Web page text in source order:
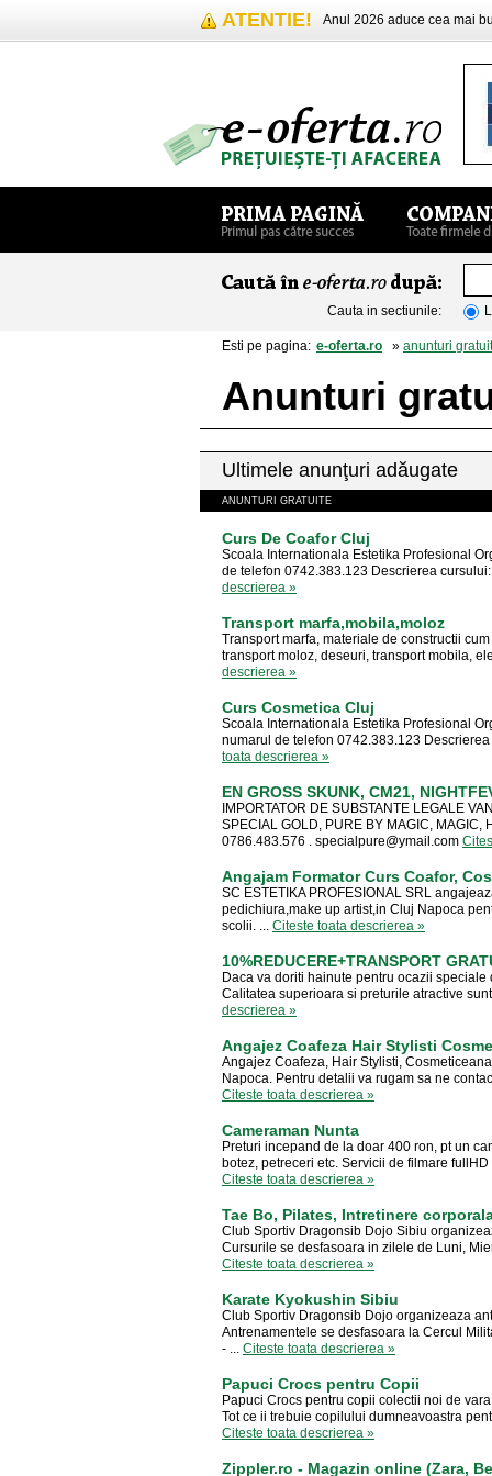
ATENTIE! Anul 2026 aduce cea mai
Cauta in sectiunile:
Esti pe pagina: e-oferta.ro » anunturi
Anunturi
Ultimele anunţuri adăugate
ANUNTURI GRATUITE
Curs De Coafor Cluj
Scoala Internationala Estetika Profesional
de telefon 0742.383.123 Descrierea
descrierea »
Transport marfa,mobila,moloz
Transport marfa, materiale de constructii
transport moloz, deseuri, transport mobila,
descrierea »
Curs Cosmetica Cluj
Scoala Internationala Estetika Profesional
numarul de telefon 0742.383.123
toata descrierea »
EN GROSS SKUNK, CM21,
IMPORTATOR DE SUBSTANTE LEGALE
SPECIAL GOLD, PURE BY MAGIC, MAGIC,
0786.483.576 . specialpure@ymail.com
Angajam Formator Curs Coafor,
SC ESTETIKA PROFESIONAL SRL
pedichiura,make up artist,in Cluj Napoca
scolii. ... Citeste toata descrierea »
10%REDUCERE+TRANSPORT
Daca va doriti hainute pentru ocazii
Calitatea superioara si preturile atractive
descrierea »
Angajez Coafeza Hair Stylisti
Angajez Coafeza, Hair Stylisti,
Napoca. Pentru detalii va rugam sa ne
Citeste toata descrierea »
Cameraman Nunta
Preturi incepand de la doar 400 ron, pt un
botez, petreceri etc. Servicii de filmare
Citeste toata descrierea »
Tae Bo, Pilates, Intretinere
Club Sportiv Dragonsib Dojo Sibiu
Cursurile se desfasoara in zilele de Luni,
Citeste toata descrierea »
Karate Kyokushin Sibiu
Club Sportiv Dragonsib Dojo organizeaza
Antrenamentele se desfasoara la Cercul
- ... Citeste toata descrierea »
Papuci Crocs pentru Copii
Papuci Crocs pentru copii colectii noi de
Tot ce ii trebuie copilului dumneavoastra
Citeste toata descrierea »
Zippler.ro - Magazin online (Zara,